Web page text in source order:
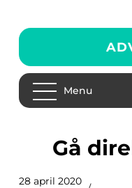
Menu
Gå
28 april 2020